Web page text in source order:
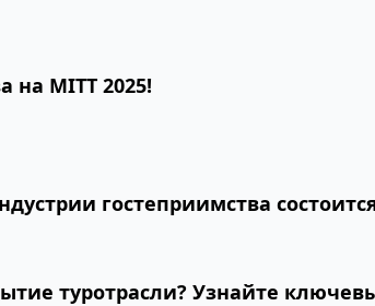
на MITT 2025!
гостеприимства
туротрасли? Узнайте